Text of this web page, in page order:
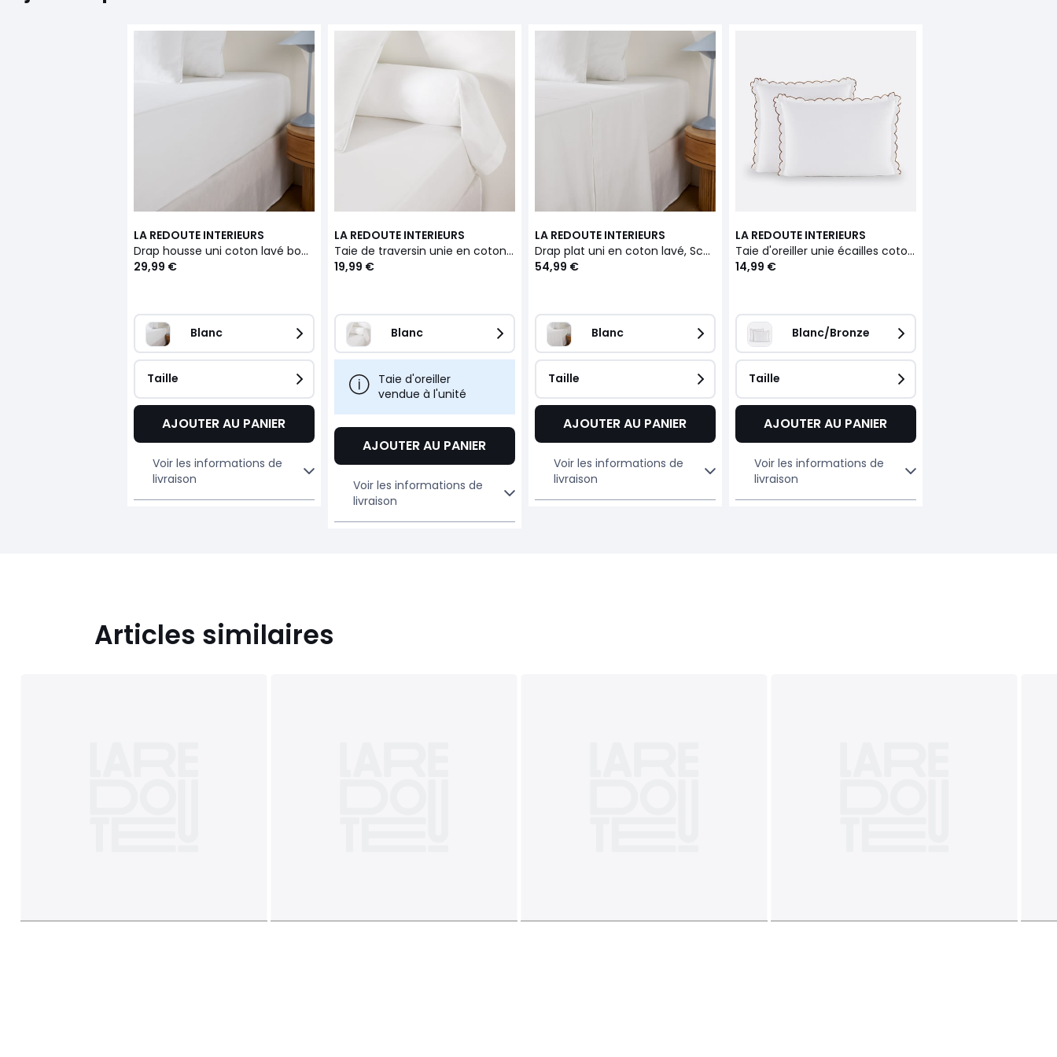
LA REDOUTE INTERIEURS
Drap housse uni coton lavé bonnet 30cm, Scenario
29,99 €
Blanc
Taille
AJOUTER AU PANIER
Voir les informations de
livraison
LA REDOUTE INTERIEURS
Taie de traversin unie en coton lavé, Scenario
19,99 €
Blanc
Taie d'oreiller
vendue à l'unité
AJOUTER AU PANIER
Voir les informations de
livraison
LA REDOUTE INTERIEURS
Drap plat uni en coton lavé, Scenario
54,99 €
Blanc
Taille
AJOUTER AU PANIER
Voir les informations de
livraison
LA REDOUTE INTERIEURS
Taie d'oreiller unie écailles coton lavé, Scenario
14,99 €
Blanc/Bronze
Taille
AJOUTER AU PANIER
Voir les informations de
livraison
Articles similaires